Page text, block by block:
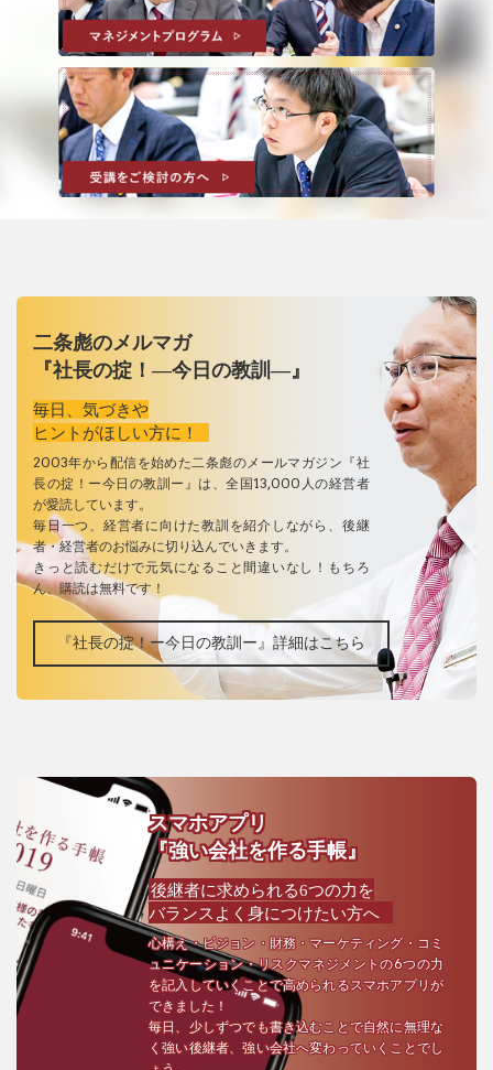
二条彪のメルマガ
『社長の掟！―今日の教訓―』
毎日、気づきや
ヒントがほしい方に！
2003年から配信を始めた二条彪のメールマガジン『社
長の掟！ー今日の教訓ー』は、全国13,000人の経営者
が愛読しています。
毎日一つ、経営者に向けた教訓を紹介しながら、後継
者・経営者のお悩みに切り込んでいきます。
きっと読むだけで元気になること間違いなし！もちろ
ん、購読は無料です！
『社長の掟！ー今日の教訓ー』詳細はこちら
スマホアプリ
『強い会社を作る手帳』
後継者に求められる6つの力を
バランスよく身につけたい方へ
心構え・ビジョン・財務・マーケティング・コミ
ュニケーション・リスクマネジメントの6つの力
を記入していくことで高められるスマホアプリが
できました！
毎日、少しずつでも書き込むことで自然に無理な
く強い後継者、強い会社へ変わっていくことでし